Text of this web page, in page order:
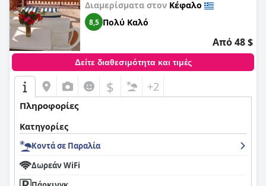
πισίνα και υπέροχη θέα, καθώς και εξαιρετικό προσωπικό,
κάνοντας τις διακοπές στην Κω αξέχαστες.
Διαμερίσματα στον Κέφαλο
8,5 Πολύ Καλό
Από 48 $
Δείτε διαθεσιμότητα και τιμές
$ +2
Πληροφορίες
Κατηγορίες
Κοντά σε Παραλία
Δωρεάν WiFi